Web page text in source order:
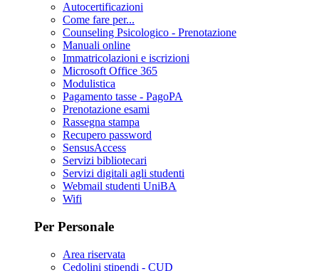
Autocertificazioni
Come fare per...
Counseling Psicologico - Prenotazione
Manuali online
Immatricolazioni e iscrizioni
Microsoft Office 365
Modulistica
Pagamento tasse - PagoPA
Prenotazione esami
Rassegna stampa
Recupero password
SensusAccess
Servizi bibliotecari
Servizi digitali agli studenti
Webmail studenti UniBA
Wifi
Per Personale
Area riservata
Cedolini stipendi - CUD